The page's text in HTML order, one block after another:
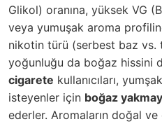
Glikol) oranına, yüksek VG
veya yumuşak aroma
nikotin türü (serbest baz
yoğunluğu da boğaz hissini
cigarete kullanıcıları,
isteyenler için boğaz
ederler. Aromaların doğal